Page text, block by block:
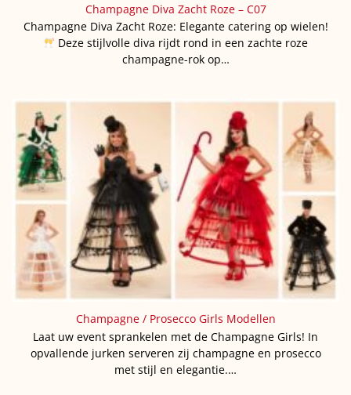
Champagne Diva Zacht Roze – C07
Champagne Diva Zacht Roze: Elegante catering op wielen!
Deze stijlvolle diva rijdt rond in een zachte roze
champagne-rok op…
Champagne / Prosecco Girls Modellen
Laat uw event sprankelen met de Champagne Girls! In
opvallende jurken serveren zij champagne en prosecco
met stijl en elegantie.…